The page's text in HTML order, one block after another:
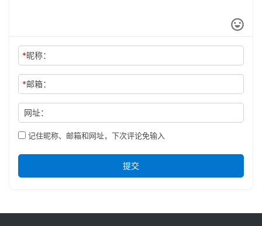
*昵称：
*邮箱：
网址：
记住昵称、邮箱和网址，下次评论免输入
提交